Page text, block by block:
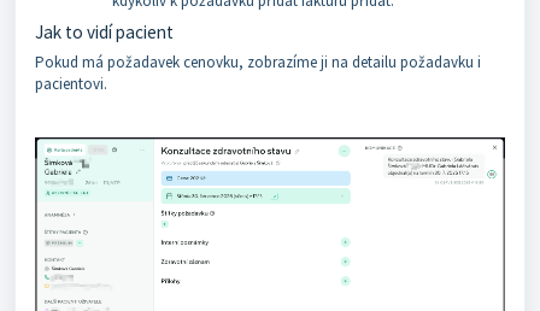
Jak to vidí pacient
Pokud má požadavek cenovku, zobrazíme ji na detailu požadavku i
pacientovi.